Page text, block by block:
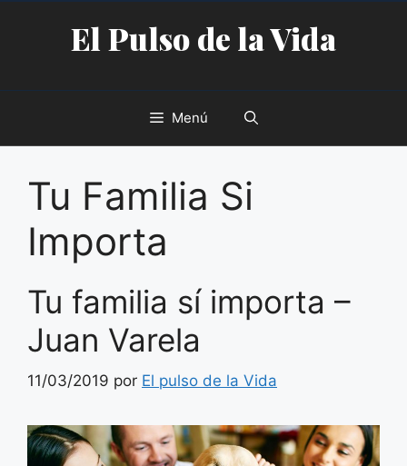
contenidoEl Pulso de la Vida
Menú
Tu Familia Si
Importa
Tu familia sí importa –
Juan Varela
11/03/2019 por El pulso de la Vida